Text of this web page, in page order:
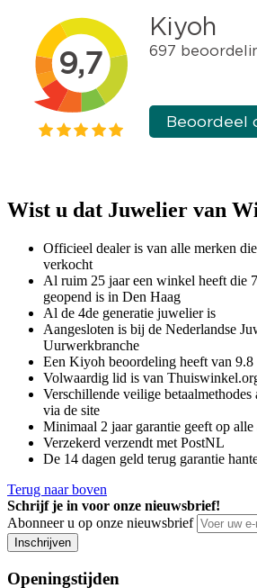
Wist u dat Juwelier van
Officieel dealer is van alle merken
verkocht
Al ruim 25 jaar een winkel heeft die
geopend is in Den Haag
Al de 4de generatie juwelier is
Aangesloten is bij de Nederlandse
Uurwerkbranche
Een Kiyoh beoordeling heeft van 9.8
Volwaardig lid is van
Verschillende veilige betaalmethodes
via de site
Minimaal 2 jaar garantie geeft op alle
Verzekerd verzendt met PostNL
De 14 dagen geld terug garantie
Terug naar boven
Schrijf je in voor onze nieuwsbrief!
Abonneer u op onze nieuwsbrief
Inschrijven
Openingstijden